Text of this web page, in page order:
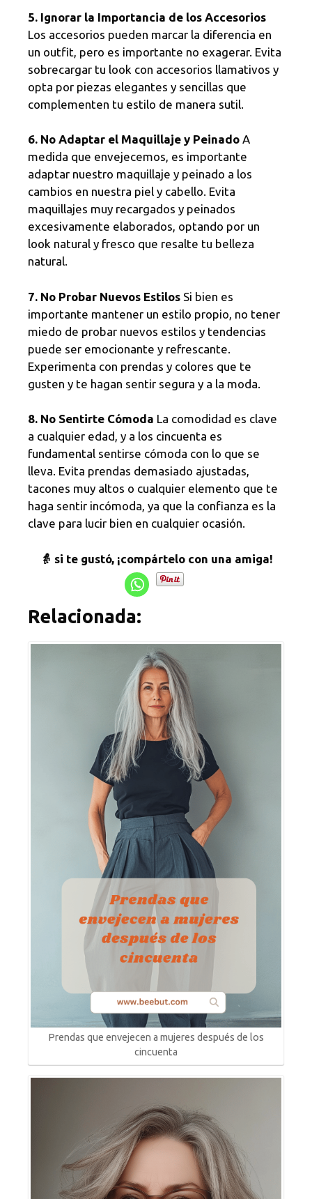
5. Ignorar la Importancia de los Accesorios
Los accesorios pueden marcar la diferencia en
un outfit, pero es importante no exagerar. Evita
sobrecargar tu look con accesorios llamativos y
opta por piezas elegantes y sencillas que
complementen tu estilo de manera sutil.
6. No Adaptar el Maquillaje y Peinado A
medida que envejecemos, es importante
adaptar nuestro maquillaje y peinado a los
cambios en nuestra piel y cabello. Evita
maquillajes muy recargados y peinados
excesivamente elaborados, optando por un
look natural y fresco que resalte tu belleza
natural.
7. No Probar Nuevos Estilos Si bien es
importante mantener un estilo propio, no tener
miedo de probar nuevos estilos y tendencias
puede ser emocionante y refrescante.
Experimenta con prendas y colores que te
gusten y te hagan sentir segura y a la moda.
8. No Sentirte Cómoda La comodidad es clave
a cualquier edad, y a los cincuenta es
fundamental sentirse cómoda con lo que se
lleva. Evita prendas demasiado ajustadas,
tacones muy altos o cualquier elemento que te
haga sentir incómoda, ya que la confianza es la
clave para lucir bien en cualquier ocasión.
👵 si te gustó, ¡compártelo con una amiga!
Relacionada:
Prendas que envejecen a mujeres después de los
cincuenta